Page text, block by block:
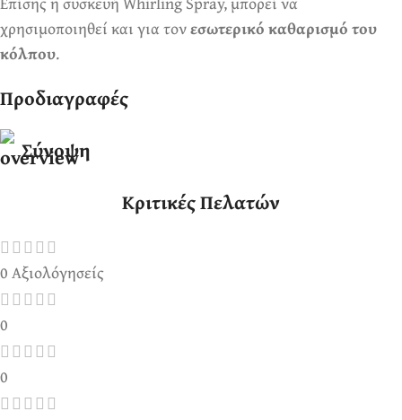
χρησιμοποιηθεί και για τονεσωτερικό καθαρισμό του
κόλπου.
Προδιαγραφές
Σύνοψη
Κριτικές Πελατών
0 Αξιολόγησείς
0
0